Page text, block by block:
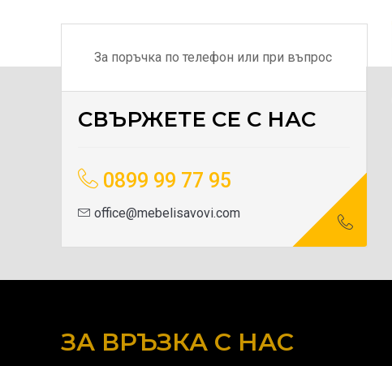
За поръчка по телефон или при въпрос
СВЪРЖЕТЕ СЕ С НАС
0899 99 77 95
office@mebelisavovi.com
ЗА ВРЪЗКА С НАС